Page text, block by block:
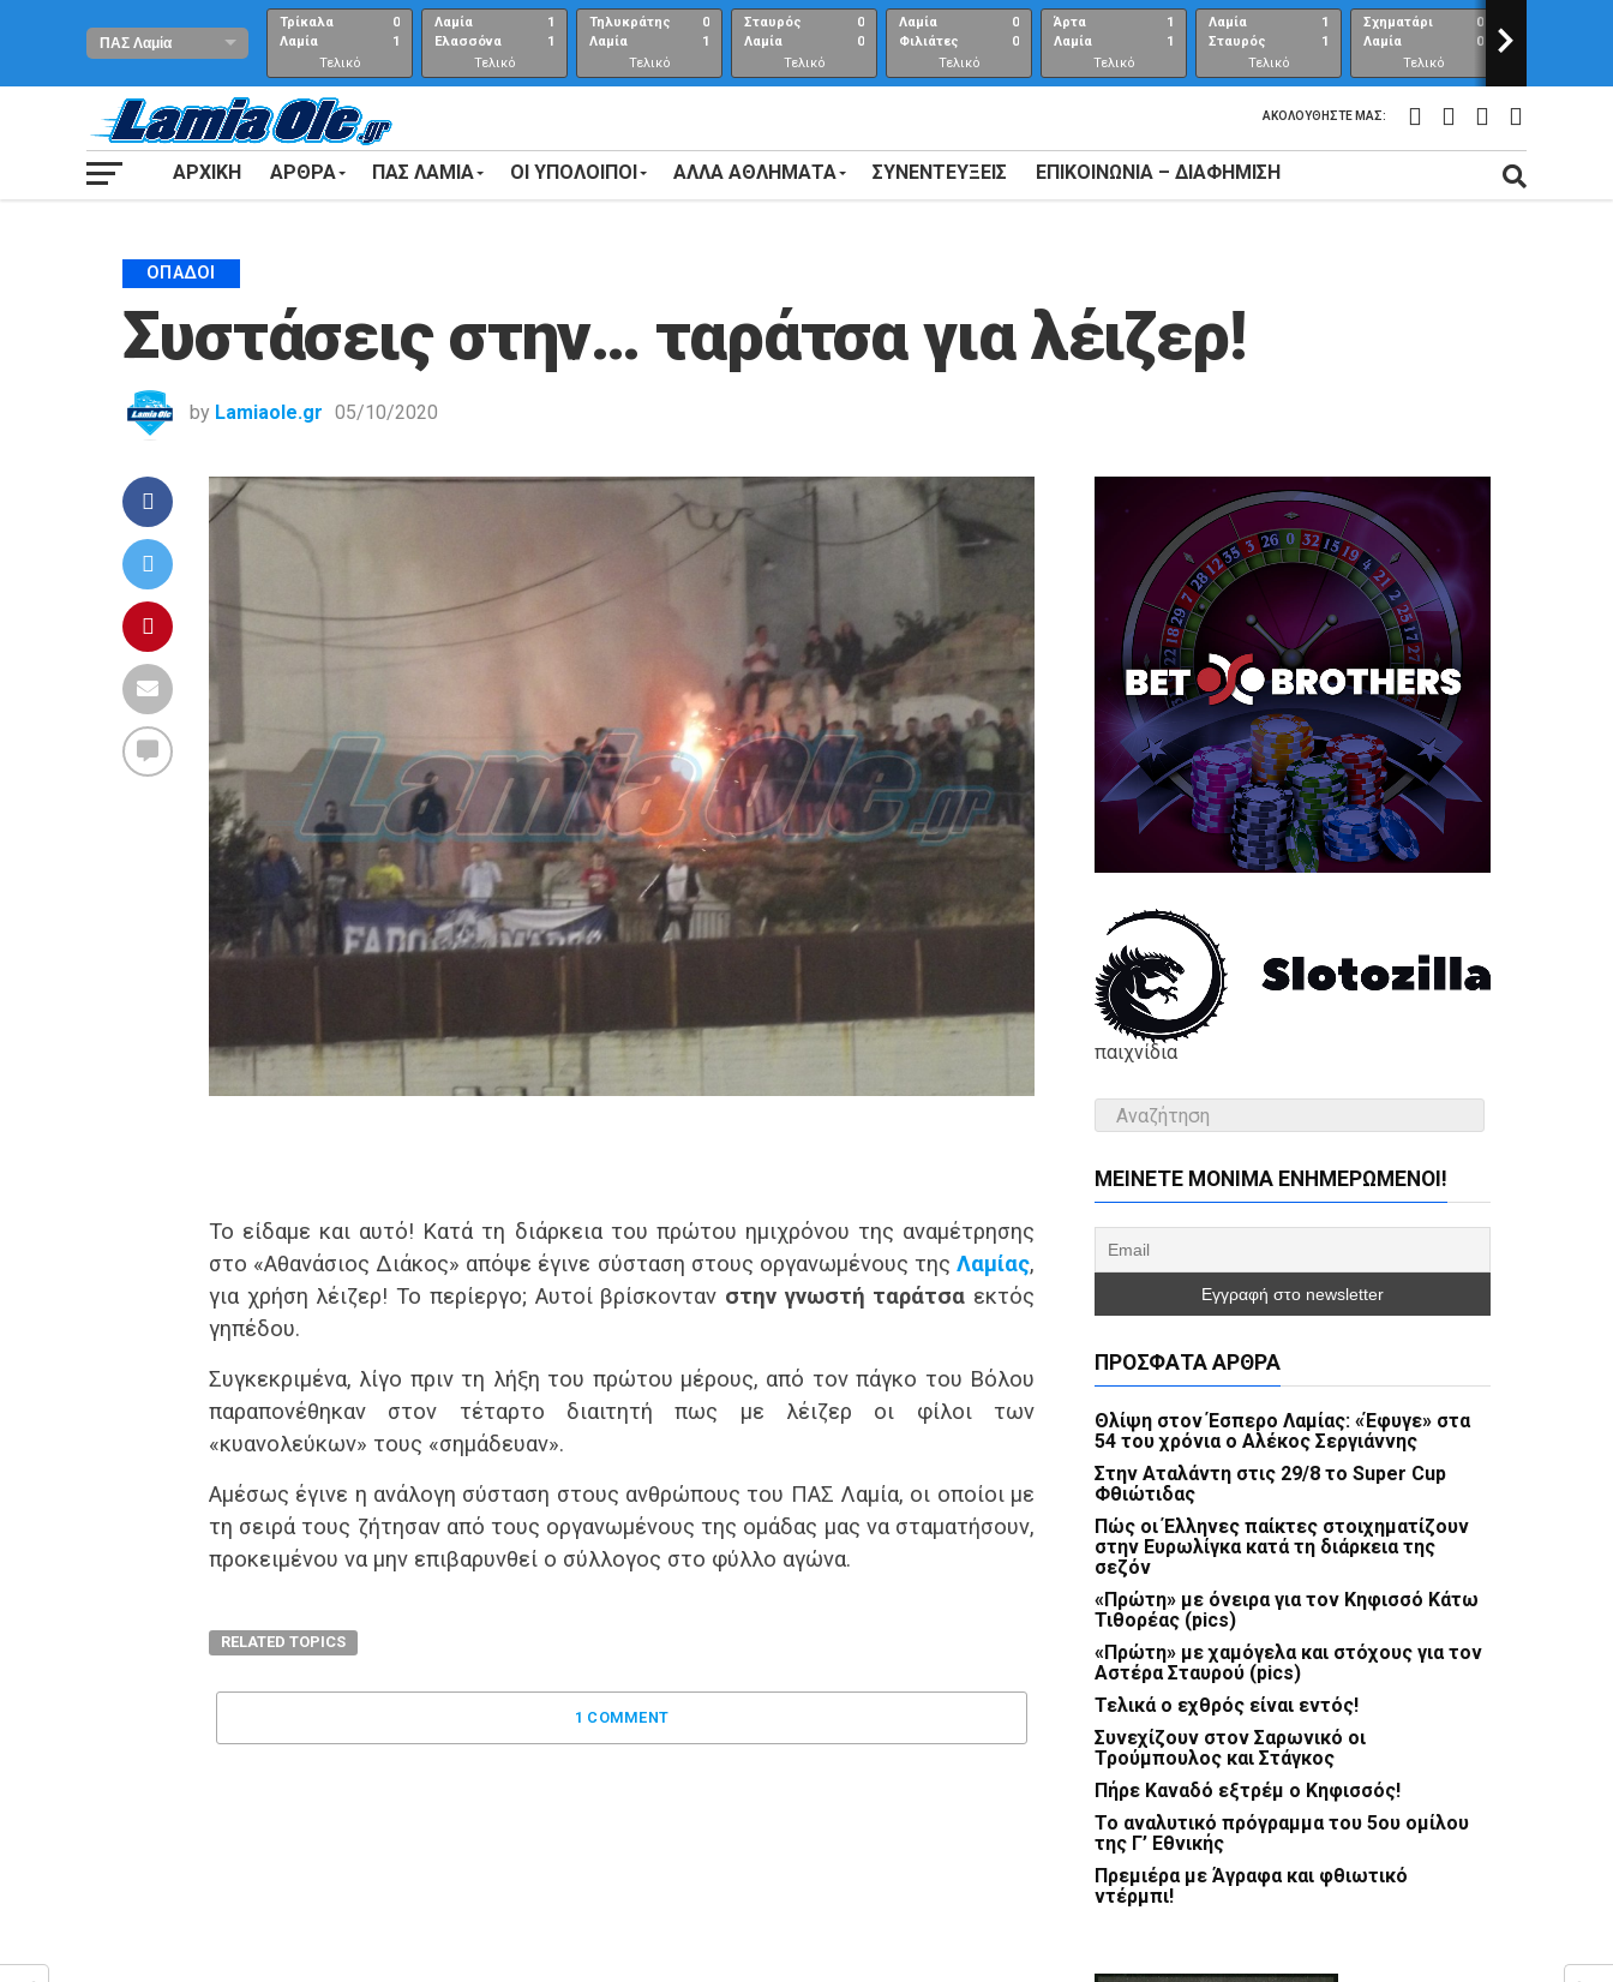
Τρίκαλα
Λαμία
0
1
Τελικό
αποτέλεσμα
Λαμία
Ελασσόνα
1
1
Τελικό
Αποτέλεσμα
Τηλυκράτης
Λαμία
0
1
Τελικό
αποτέλεσμα
Σταυρός
Λαμία
0
0
Τελικό
αποτέλεσμα
Λαμία
Φιλιάτες
0
0
Τελικό
Αποτέλεσμα
Άρτα
Λαμία
1
1
Τελικό
αποτέλεσμα
Λαμία
Σταυρός
1
1
Τελικό
αποτέλεσμα
Σχηματάρι
Λαμία
0
0
Τελικό
αποτέλεσμα
>
ΑΚΟΛΟΥΘΉΣΤΕ ΜΑΣ:
ΑΡΧΙΚΗ ΑΡΘΡΑ ΠΑΣ ΛΑΜΙΑ ΟΙ ΥΠΟΛΟΙΠΟΙ ΑΛΛΑ ΑΘΛΗΜΑΤΑ ΣΥΝΕΝΤΕΎΞΕΙΣ ΕΠΙΚΟΙΝΩΝΊΑ – ΔΙΑΦΉΜΙΣΗ
ΟΠΑΔΟΊ
Συστάσεις στην… ταράτσα για λέιζερ!
by Lamiaole.gr 05/10/2020
Το είδαμε και αυτό! Κατά τη διάρκεια του πρώτου ημιχρόνου της αναμέτρησης
στο «Αθανάσιος Διάκος» απόψε έγινε σύσταση στους οργανωμένους της Λαμίας,
για χρήση λέιζερ! Το περίεργο; Αυτοί βρίσκονταν στην γνωστή ταράτσα εκτός
γηπέδου.
Συγκεκριμένα, λίγο πριν τη λήξη του πρώτου μέρους, από τον πάγκο του Βόλου
παραπονέθηκαν στον τέταρτο διαιτητή πως με λέιζερ οι φίλοι των
«κυανολεύκων» τους «σημάδευαν».
Αμέσως έγινε η ανάλογη σύσταση στους ανθρώπους του ΠΑΣ Λαμία, οι οποίοι με
τη σειρά τους ζήτησαν από τους οργανωμένους της ομάδας μας να σταματήσουν,
προκειμένου να μην επιβαρυνθεί ο σύλλογος στο φύλλο αγώνα.
RELATED TOPICS
1 COMMENT
παιχνίδια
ΜΕΊΝΕΤΕ ΜΌΝΙΜΑ ΕΝΗΜΕΡΏΜΕΝΟΙ!
ΠΡΌΣΦΑΤΑ ΆΡΘΡΑ
Θλίψη στον Έσπερο Λαμίας: «Έφυγε» στα
54 του χρόνια ο Αλέκος Σεργιάννης
Στην Αταλάντη στις 29/8 το Super Cup
Φθιώτιδας
Πώς οι Έλληνες παίκτες στοιχηματίζουν
στην Ευρωλίγκα κατά τη διάρκεια της
σεζόν
«Πρώτη» με όνειρα για τον Κηφισσό Κάτω
Τιθορέας (pics)
«Πρώτη» με χαμόγελα και στόχους για τον
Αστέρα Σταυρού (pics)
Τελικά ο εχθρός είναι εντός!
Συνεχίζουν στον Σαρωνικό οι
Τρούμπουλος και Στάγκος
Πήρε Καναδό εξτρέμ ο Κηφισσός!
Το αναλυτικό πρόγραμμα του 5ου ομίλου
της Γ’ Εθνικής
Πρεμιέρα με Άγραφα και φθιωτικό
ντέρμπι!